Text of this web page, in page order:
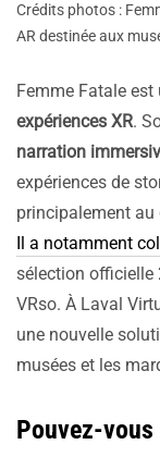
Crédits photos :
AR destinée aux
Femme Fatale
expériences XR.
narration
expériences de
principalement au
Il a notamment
sélection officielle
VRso. À Laval
une nouvelle
musées et les
Pouvez-